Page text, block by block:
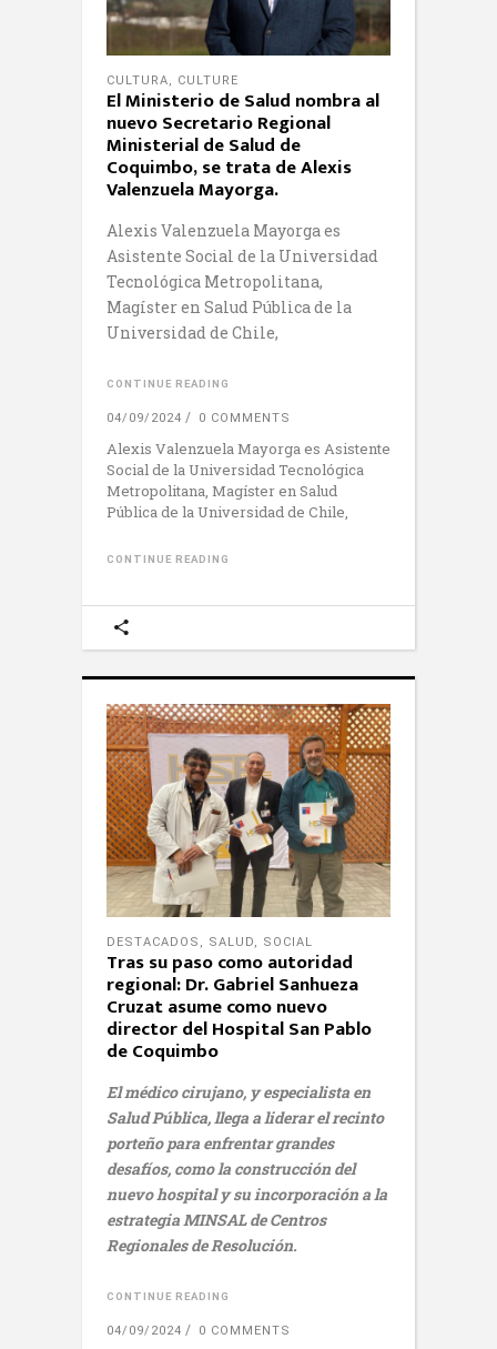
CULTURA, CULTURE
El Ministerio de Salud nombra al
nuevo Secretario Regional
Ministerial de Salud de
Coquimbo, se trata de Alexis
Valenzuela Mayorga.
Alexis Valenzuela Mayorga es
Asistente Social de la Universidad
Tecnológica Metropolitana,
Magíster en Salud Pública de la
Universidad de Chile,
CONTINUE READING
04/09/2024 0 COMMENTS
Alexis Valenzuela Mayorga es Asistente
Social de la Universidad Tecnológica
Metropolitana, Magíster en Salud
Pública de la Universidad de Chile,
CONTINUE READING
DESTACADOS , SALUD, SOCIAL
Tras su paso como autoridad
regional: Dr. Gabriel Sanhueza
Cruzat asume como nuevo
director del Hospital San Pablo
de Coquimbo
El médico cirujano, y especialista en
Salud Pública, llega a liderar el recinto
porteño para enfrentar grandes
desafíos, como la construcción del
nuevo hospital y su incorporación a la
estrategia MINSAL de Centros
Regionales de Resolución.
CONTINUE READING
04/09/2024 0 COMMENTS